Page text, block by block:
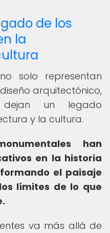
de los
la
solo representan
arquitectónico,
un legado
y la cultura.
han
en la historia
el paisaje
límites de lo que
va más allá de